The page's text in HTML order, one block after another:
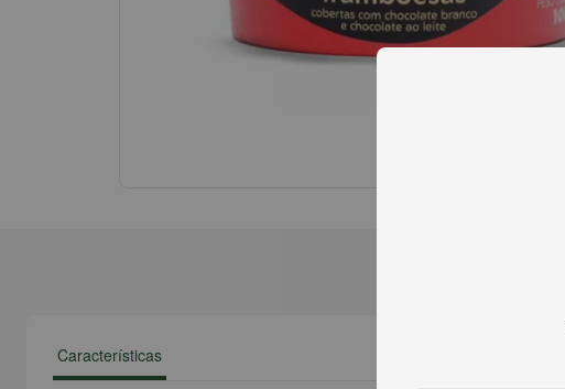
Características